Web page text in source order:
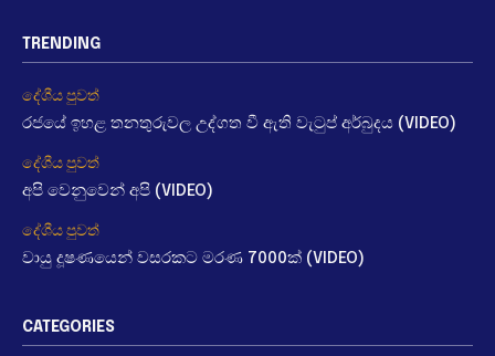
TRENDING
දේශීය පුවත්
රජයේ ඉහළ තනතුරුවල උද්ගත වී ඇති වැටුප් අර්බුදය (VIDEO)
දේශීය පුවත්
අපි වෙනුවෙන් අපි (VIDEO)
දේශීය පුවත්
වායු දූෂණයෙන් වසරකට මරණ 7000ක් (VIDEO)
CATEGORIES